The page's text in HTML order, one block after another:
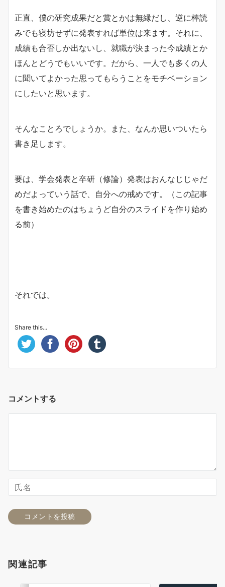
正直、僕の研究成果だと賞とかは無縁だし、逆に棒読
みでも寝坊せずに発表すれば単位は来ます。それに、
成績も合否しか出ないし、就職が決まった今成績とか
ほんとどうでもいいです。だから、一人でも多くの人
に聞いてよかった思ってもらうことをモチベーション
にしたいと思います。
そんなことろでしょうか。また、なんか思いついたら
書き足します。
要は、学会発表と卒研（修論）発表はおんなじじゃだ
めだよっていう話で、自分への戒めです。（この記事
を書き始めたのはちょうど自分のスライドを作り始め
る前）
それでは。
Share this...
コメントする
関連記事